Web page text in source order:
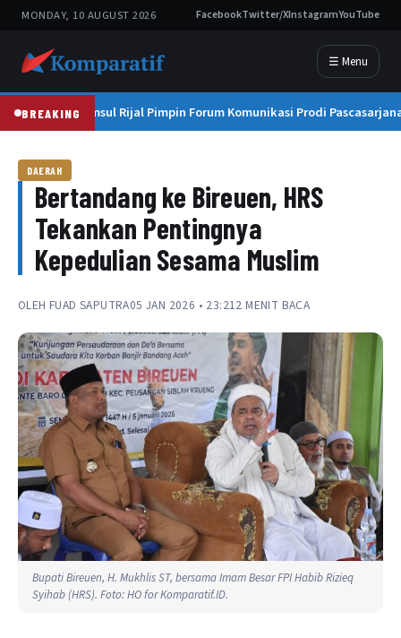
MONDAY, 10 AUGUST 2026 FacebookTwitter/XInstagramYouTube
☰ Menu
BREAKING
Prof. Syamsul Rijal Pimpin Forum Komunikasi Prodi
DAERAH
Bertandang ke Bireuen, HRS
Tekankan Pentingnya
Kepedulian Sesama Muslim
OLEH FUAD SAPUTRA05 JAN 2026 • 23:212 MENIT BACA
Bupati Bireuen, H. Mukhlis ST, bersama Imam Besar FPI Habib Rizieq
Syihab (HRS). Foto: HO for Komparatif.ID.